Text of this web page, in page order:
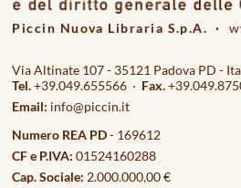
Piccin Nuova Libraria S.p.A. ·
Via Altinate 107 - 35121 Padova PD -
Tel.+39.049.655566 · Fax.
Email: info@piccin.it
Numero REA PD- 169612
CF e P.IVA: 01524160288
Cap. Sociale: 2.000.000,00 €